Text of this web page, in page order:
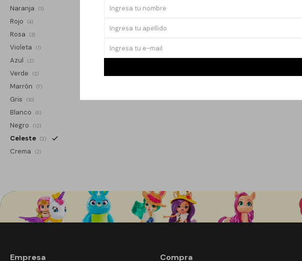
Naranja (1)
Rojo (4)
Rosa (3)
Violeta (1)
Azul (2)
Verde (2)
Marrón (7)
Gris (10)
Blanco (8)
Negro (12)
Celeste (2)
Crema (2)
Empresa Compra